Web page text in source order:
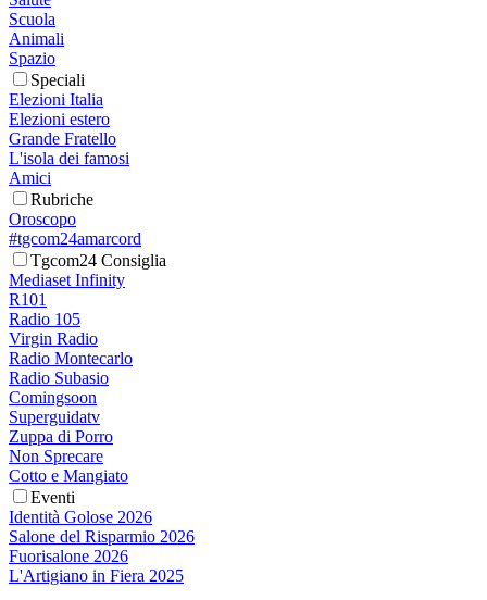
Scuola
Animali
Spazio
Speciali
Elezioni Italia
Elezioni estero
Grande Fratello
L'isola dei famosi
Amici
Rubriche
Oroscopo
#tgcom24amarcord
Tgcom24 Consiglia
Mediaset Infinity
R101
Radio 105
Virgin Radio
Radio Montecarlo
Radio Subasio
Comingsoon
Superguidatv
Zuppa di Porro
Non Sprecare
Cotto e Mangiato
Eventi
Identità Golose 2026
Salone del Risparmio 2026
Fuorisalone 2026
L'Artigiano in Fiera 2025